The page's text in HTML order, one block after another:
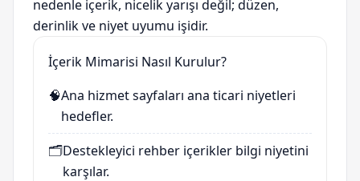
nedenle içerik, nicelik yarışı değil; düzen,
derinlik ve niyet uyumu işidir.
İçerik Mimarisi Nasıl Kurulur?
🧠Ana hizmet sayfaları ana ticari niyetleri
hedefler.
🗂️Destekleyici rehber içerikler bilgi niyetini
karşılar.